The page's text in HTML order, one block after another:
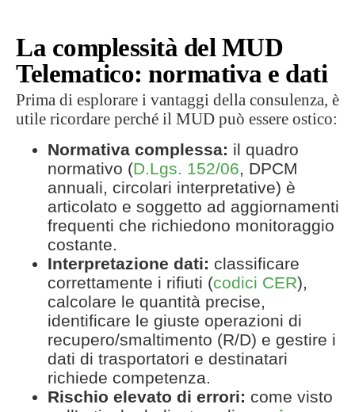
La complessità del MUD
Telematico: normativa e dati
Prima di esplorare i vantaggi della consulenza, è
utile ricordare perché il MUD può essere ostico:
Normativa complessa: il quadro
normativo (D.Lgs. 152/06, DPCM
annuali, circolari interpretative) è
articolato e soggetto ad aggiornamenti
frequenti che richiedono monitoraggio
costante.
Interpretazione dati: classificare
correttamente i rifiuti (codici CER),
calcolare le quantità precise,
identificare le giuste operazioni di
recupero/smaltimento (R/D) e gestire i
dati di trasportatori e destinatari
richiede competenza.
Rischio elevato di errori: come visto